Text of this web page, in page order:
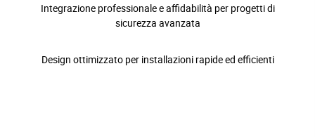
Integrazione professionale e affidabilità per progetti di
sicurezza avanzata
Design ottimizzato per installazioni rapide ed efficienti